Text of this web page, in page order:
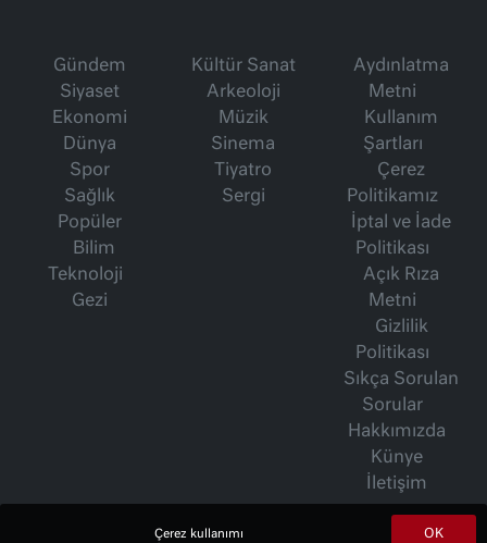
Gündem
Siyaset
Ekonomi
Dünya
Spor
Sağlık
Popüler
Bilim
Teknoloji
Gezi
Kültür Sanat
Arkeoloji
Müzik
Sinema
Tiyatro
Sergi
Aydınlatma
Metni
Kullanım
Şartları
Çerez
Politikamız
İptal ve İade
Politikası
Açık Rıza
Metni
Gizlilik
Politikası
Sıkça Sorulan
Sorular
Hakkımızda
Künye
İletişim
OK
Çerez kullanımı